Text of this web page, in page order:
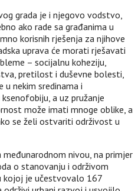
grada je i njegovo vodstvo,
ako rade sa građanima u
korisnih rješenja za njihove
uprava će morati rješavati
– socijalnu koheziju,
pretilost i duševne bolesti,
nekim sredinama i
a uz pružanje
može imati mnoge oblike, a
se želi ostvariti održivost u
nivou, na primjer
o stanovanju i održivom
kojoj je učestvovalo 167